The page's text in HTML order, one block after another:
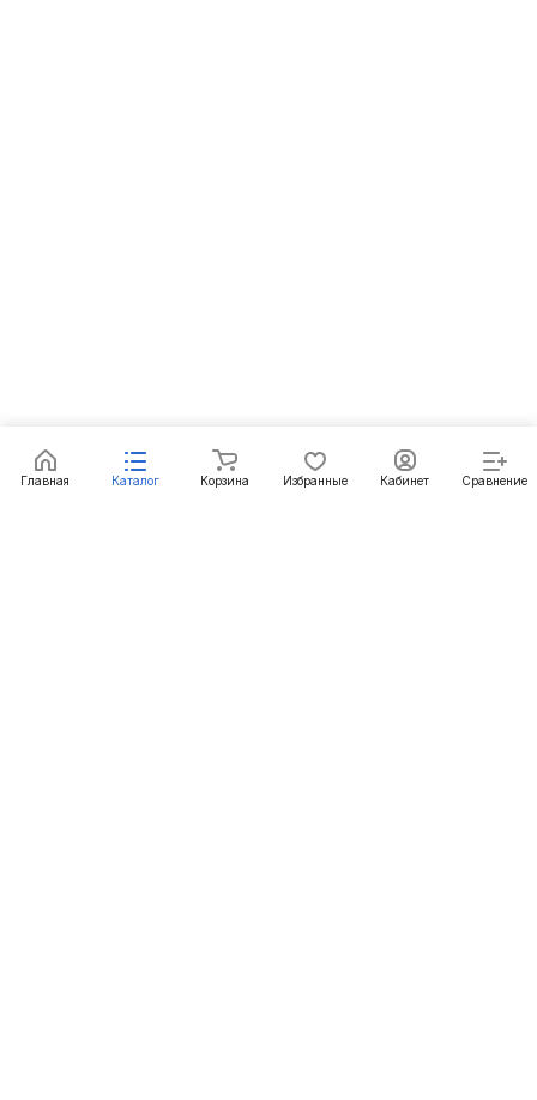
Главная Каталог Корзина Избранные Кабинет Сравнение